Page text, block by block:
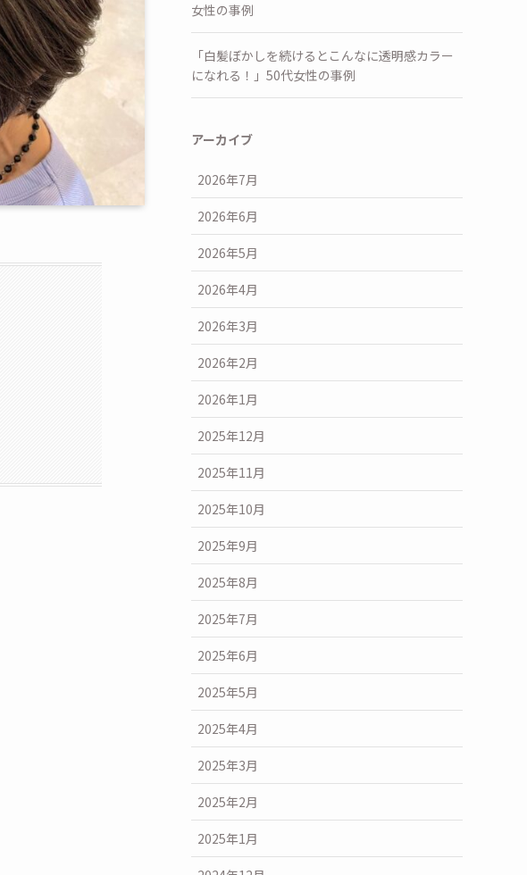
女性の事例
「白髪ぼかしを続けるとこんなに透明感カラー
になれる！」50代女性の事例
アーカイブ
2026年7月
2026年6月
2026年5月
2026年4月
2026年3月
2026年2月
2026年1月
2025年12月
2025年11月
2025年10月
2025年9月
2025年8月
2025年7月
2025年6月
2025年5月
2025年4月
2025年3月
2025年2月
2025年1月